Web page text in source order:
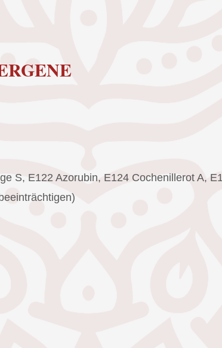
S, E122 Azorubin, E124 Cochenillerot A,